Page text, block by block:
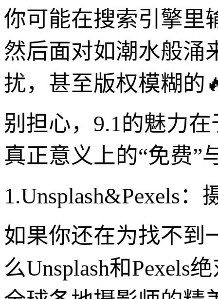
你可能在搜索引擎里
然后面对如潮水般涌
扰，甚至版权模糊的
别担心，9.1的魅力
真正意义上的“免费”
1.Unsplash&Pexels
如果你还在为找不到
么Unsplash和Pexels